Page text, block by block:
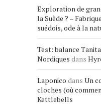
Exploration de
la Suède ? –
suédois, ode à la
Test: balance
Nordiques dans
Laponico dans Un
cloches (où
Kettlebells